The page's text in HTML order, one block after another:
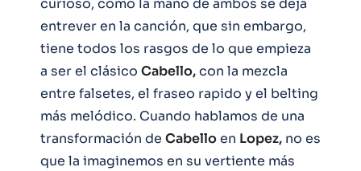
entrever en la canción, que sin embargo,
tiene todos los rasgos de lo que empieza
a ser el clásico Cabello,con la mezcla
entre falsetes, el fraseo rapido y el belting
más melódico. Cuando hablamos de una
transformación de Cabelloen Lopez, no es
que la imaginemos en su vertiente más